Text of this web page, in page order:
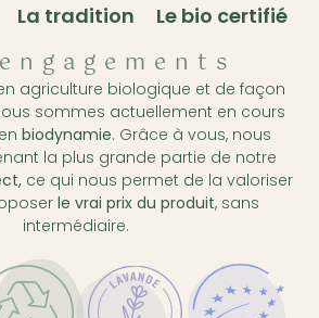
La tradition Le bio certifié
agriculture biologique et de façon
sommes actuellement en cours
biodynamie. Grâce à vous, nous
la plus grande partie de notre
ce qui nous permet de la valoriser
le vrai prix du produit, sans
intermédiaire.